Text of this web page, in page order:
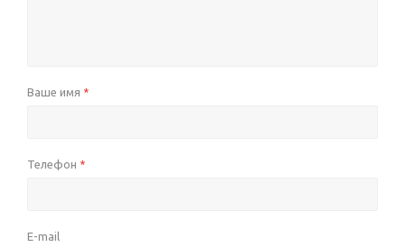
Ваше имя *
Телефон *
E-mail